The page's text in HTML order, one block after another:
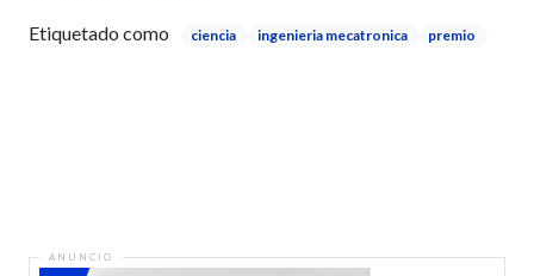
Etiquetado como ciencia ingenieria mecatronica premio